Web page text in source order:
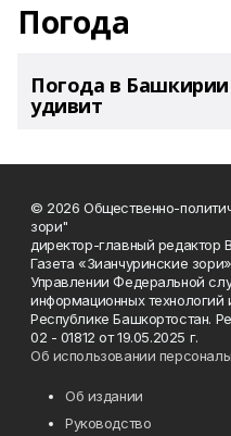
Погода
Погода в Башкирии
удивит
© 2026 Общественно-
зори"
директор-главный редактор
Газета «Зианчуринские
Управлении Федеральной
информационных
Республике Башкортостан.
02 - 01812 от 19.05.2025 г.
Об использовании
Об издании
Руководство